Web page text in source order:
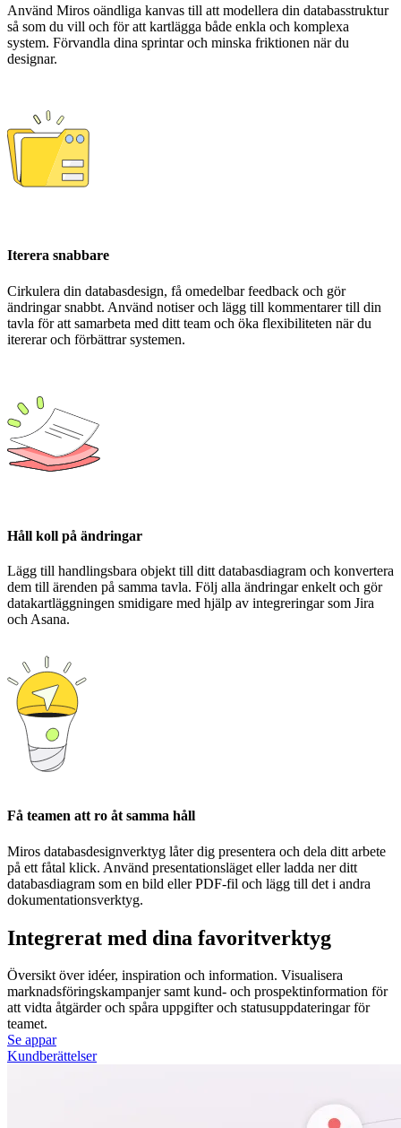
Använd Miros oändliga kanvas till att modellera din databasstruktur
så som du vill och för att kartlägga både enkla och komplexa
system. Förvandla dina sprintar och minska friktionen när du
designar.
Iterera snabbare
Cirkulera din databasdesign, få omedelbar feedback och gör
ändringar snabbt. Använd notiser och lägg till kommentarer till din
tavla för att samarbeta med ditt team och öka flexibiliteten när du
itererar och förbättrar systemen.
Håll koll på ändringar
Lägg till handlingsbara objekt till ditt databasdiagram och konvertera
dem till ärenden på samma tavla. Följ alla ändringar enkelt och gör
datakartläggningen smidigare med hjälp av integreringar som Jira
och Asana.
Få teamen att ro åt samma håll
Miros databasdesignverktyg låter dig presentera och dela ditt arbete
på ett fåtal klick. Använd presentationsläget eller ladda ner ditt
databasdiagram som en bild eller PDF-fil och lägg till det i andra
dokumentationsverktyg.
Integrerat med dina favoritverktyg
Översikt över idéer, inspiration och information. Visualisera
marknadsföringskampanjer samt kund- och prospektinformation för
att vidta åtgärder och spåra uppgifter och statusuppdateringar för
teamet.
Se appar
Kundberättelser